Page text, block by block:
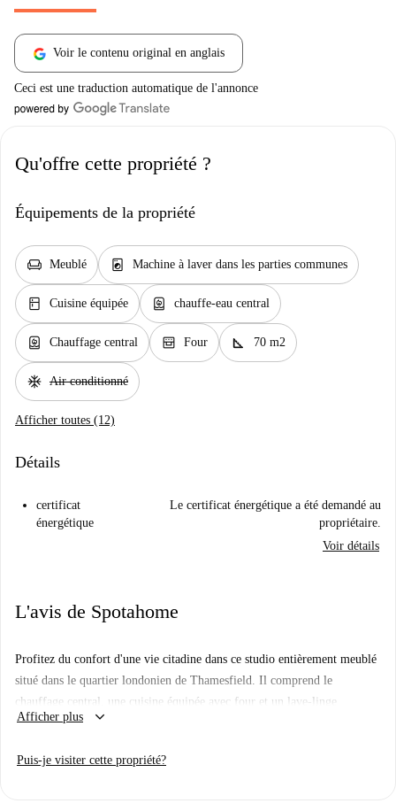
Voir le contenu original en anglais
Ceci est une traduction automatique de l'annonce
Qu'offre cette propriété ?
Équipements de la propriété
chair Meublé local_laundry_service Machine à laver dans les parties communes
kitchen Cuisine équipée water_heater chauffe-eau central
water_heater Chauffage central oven_gen Four square_foot 70 m2
ac_unit Air conditionné
Afficher toutes (12)
Détails
certificat
énergétique
Le certificat énergétique a été demandé au
propriétaire.
Voir détails
L'avis de Spotahome
Profitez du confort d'une vie citadine dans ce studio entièrement meublé
situé dans le quartier londonien de Thamesfield. Il comprend le
chauffage central, une cuisine équipée avec four et un lave-linge
commun. Veuillez noter que l'accès internet est inclus et que toutes les
Afficher plus keyboard_arrow_down
Puis-je visiter cette propriété?